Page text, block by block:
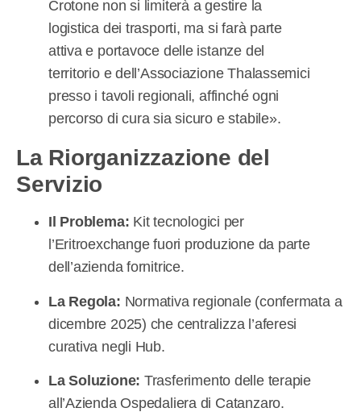
Crotone non si limiterà a gestire la
logistica dei trasporti, ma si farà parte
attiva e portavoce delle istanze del
territorio e dell’Associazione Thalassemici
presso i tavoli regionali, affinché ogni
percorso di cura sia sicuro e stabile».
La Riorganizzazione del
Servizio
Il Problema: Kit tecnologici per
l’Eritroexchange fuori produzione da parte
dell’azienda fornitrice.
La Regola: Normativa regionale (confermata a
dicembre 2025) che centralizza l’aferesi
curativa negli Hub.
La Soluzione: Trasferimento delle terapie
all’Azienda Ospedaliera di Catanzaro.